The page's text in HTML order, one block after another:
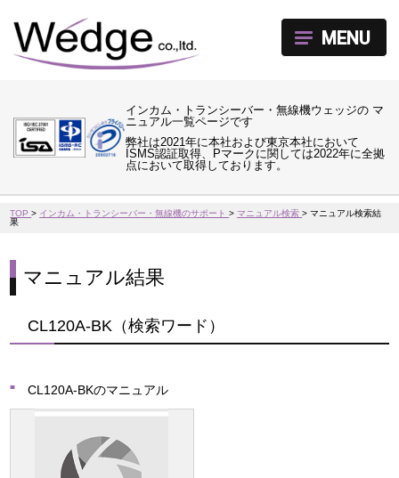
インカム・トランシーバー・無線機ウェッジの マ
ニュアル一覧ページです
弊社は2021年に本社および東京本社において
ISMS認証取得、Pマークに関しては2022年に全拠
点において取得しております。
MENU
TOP> インカム・トランシーバー・無線機のサポート>マニュアル検索>マニュアル検索結
果
マニュアル結果
CL120A-BK（検索ワード）
CL120A-BKのマニュアル